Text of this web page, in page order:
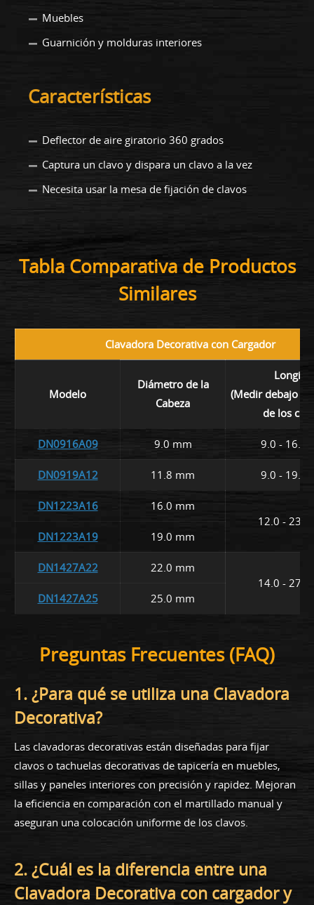
Muebles
Guarnición y molduras interiores
Características
Deflector de aire giratorio 360 grados
Captura un clavo y dispara un clavo a la vez
Necesita usar la mesa de fijación de clavos
Tabla Comparativa de Productos
Similares
Clavadora Decorativa con Cargador
Modelo
Diámetro de la
Cabeza
(Medir debajo
de los
DN0916A09 9.0 mm 9.0 - 16.0
DN0919A12 11.8 mm 9.0 - 19.0
DN1223A16
16.0 mm
12.0 - 23.0
DN1223A19
19.0 mm
DN1427A22
22.0 mm
14.0 - 27.0
DN1427A25
25.0 mm
Preguntas Frecuentes (FAQ)
1. ¿Para qué se utiliza una Clavadora
Decorativa?
Las clavadoras decorativas están diseñadas para fijar
clavos o tachuelas decorativas de tapicería en muebles,
sillas y paneles interiores con precisión y rapidez. Mejoran
la eficiencia en comparación con el martillado manual y
aseguran una colocación uniforme de los clavos.
2. ¿Cuál es la diferencia entre una
Clavadora Decorativa con cargador y